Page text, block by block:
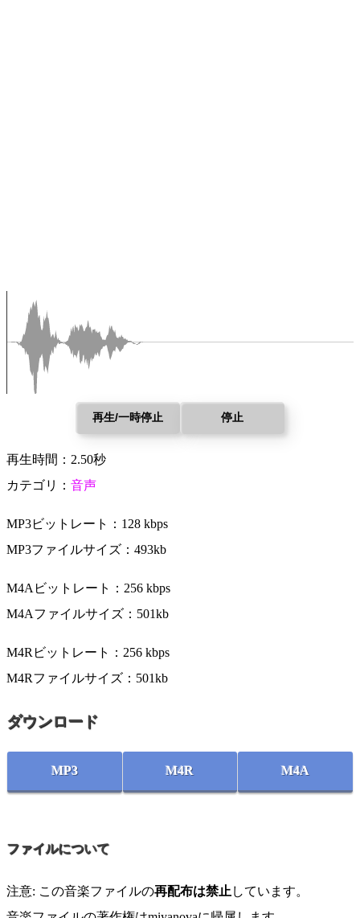
再生/一時停止 停止
再生時間：2.50秒
カテゴリ： 音声
MP3ビットレート：128 kbps
MP3ファイルサイズ：493kb
M4Aビットレート：256 kbps
M4Aファイルサイズ：501kb
M4Rビットレート：256 kbps
M4Rファイルサイズ：501kb
ダウンロード
MP3 M4R M4A
ファイルについて
注意: この音楽ファイルの再配布は禁止 しています。